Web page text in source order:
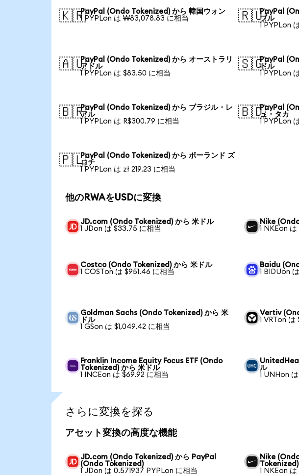
🇰🇷PayPal (Ondo Tokenized) から 韓国ウォン
1 PYPLon は ₩83,078.83 に相当
🇷🇺PayPal
ブル
1 PYPLon
🇦🇺PayPal (Ondo Tokenized) から オーストラリ
アドル
1 PYPLon は $83.50 に相当
🇸🇬PayPal
ドル
1 PYPLon
🇧🇷PayPal (Ondo Tokenized) から ブラジル・レ
アル
1 PYPLon は R$300.79 に相当
🇧🇩PayPal
ュ・タカ
1 PYPLon
🇵🇱PayPal (Ondo Tokenized) から ポーランド ズ
ロチ
1 PYPLon は zł 219.23 に相当
他のRWAをUSDに変換
JD.com (Ondo Tokenized) から 米ドル
1 JDon は $33.75 に相当
Nike
1 NKEon
Costco (Ondo Tokenized) から 米ドル
1 COSTon は $951.46 に相当
Baidu
1 BIDUon
Goldman Sachs (Ondo Tokenized) から 米
ドル
1 GSon は $1,049.42 に相当
Vertiv
1 VRTon は
Franklin Income Equity Focus ETF (Ondo
Tokenized) から 米ドル
1 INCEon は $69.92 に相当
ル
1 UNHon
さらに変換を探る
アセット変換の高度な機能
JD.com (Ondo Tokenized) から PayPal
(Ondo Tokenized)
1 JDon は 0.571937 PYPLon に相当
Nike
Tokenized)
1 NKEon